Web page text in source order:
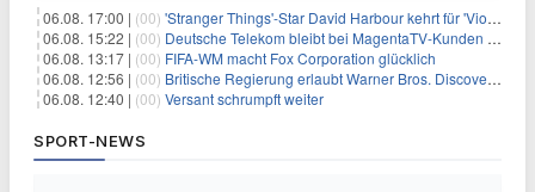
06.08. 17:00 | (00) 'Stranger Things'-Star David Harbour kehrt für 'Violent Night 2' zurück – Kristen Bell stößt zur Besetzung
06.08. 15:22 | (00) Deutsche Telekom bleibt bei MagentaTV-Kunden vage
06.08. 13:17 | (00) FIFA-WM macht Fox Corporation glücklich
06.08. 12:56 | (00) Britische Regierung erlaubt Warner Bros. Discovery-Übernahme
06.08. 12:40 | (00) Versant schrumpft weiter
SPORT-NEWS